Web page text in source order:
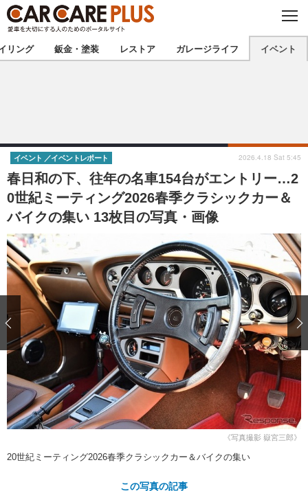
C
O
S
E
★カーケアプラス認定★ 厳選プロショップを地域から探す
甲信越 北陸
東海 関西
中国 四国
九州 沖縄
注目の記事
ショップレポート 愛車 File
自動車豆知識 ストップ！不具合修理＆粗悪修理
鈑金・塗装
ディテイリング
ディテイリング 洗車
ヘッドライト磨き コーティング
フィルム・ラッピング
鈑金・塗装
小キズ直し 防錆
特集記事
ストップ 不具合修理＆粗悪修理
カーメーカー「旧車」関連プロジェ
クト
ショップ紹介
ショップレポート プロショップ検索
レストア
カーメーカー「旧車」関連プロジ
コラム
イベント
リング 鈑金・塗装 レストア ガレージライフ イベント
春日和の下、往年の名車154台がエントリー…2
0世紀ミーティング2026春季クラシックカー＆
バイクの集い 13枚目の写真・画像
イベント イベントレポート 2026.4.18 Sat 5:45
《写真撮影 嶽宮三郎》
20世紀ミーティング2026春季クラシックカー＆バイクの集い
この写真の記事